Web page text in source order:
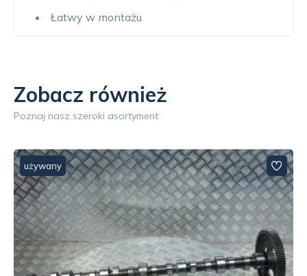
Łatwy w montażu
Zobacz również
Poznaj nasz szeroki asortyment
używany